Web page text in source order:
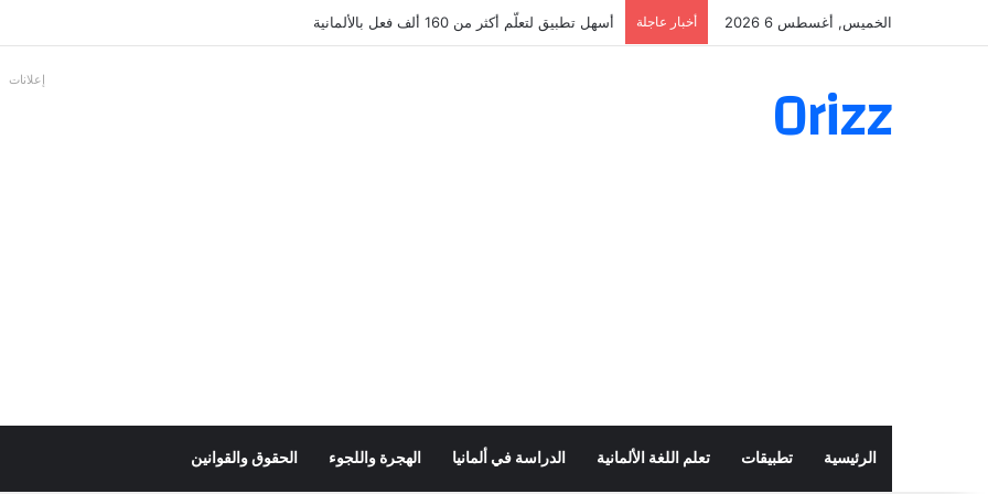
الخميس, أغسطس 6 2026 أخبار عاجلة أسهل تطبيق لتعلّم أكثر من 160 ألف فعل بالألمانية
Orizz إعلانات
الرئيسية تطبيقات تعلم اللغة الألمانية الدراسة في ألمانيا الهجرة واللجوء الحقوق والقوانين